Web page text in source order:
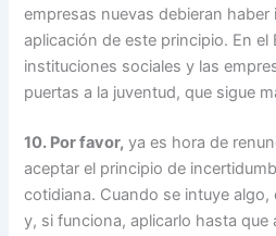
empresas nuevas debieran
aplicación de este principio. En el
instituciones sociales y las
puertas a la juventud, que sigue
10. Por favor, ya es hora de
aceptar el principio de
cotidiana. Cuando se intuye
y, si funciona, aplicarlo hasta que